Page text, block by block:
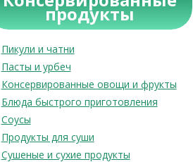
продукты
Пикули и чатни
Пасты и урбеч
Консервированные овощи и фрукты
Блюда быстрого приготовления
Соусы
Продукты для суши
Сушеные и сухие продукты